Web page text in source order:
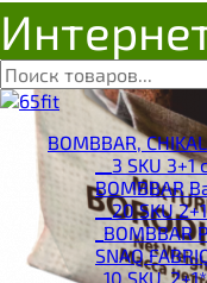
BOMBBAR,
__3 SKU
BOMBBAR
__20 SKU
SNAQ
_10